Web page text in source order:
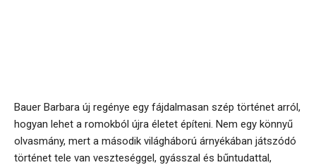
Bauer Barbara új regénye egy fájdalmasan szép történet arról,
hogyan lehet a romokból újra életet építeni. Nem egy könnyű
olvasmány, mert a második világháború árnyékában játszódó
történet tele van veszteséggel, gyásszal és bűntudattal,